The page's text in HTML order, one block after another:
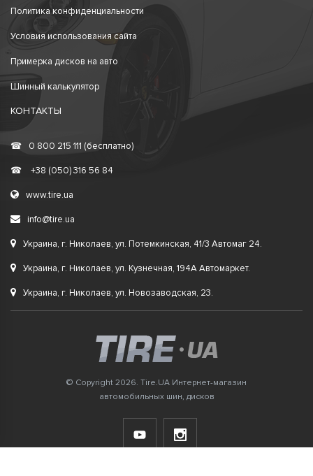
Политика конфиденциальности
Условия использования сайта
Примерка дисков на авто
Шинный калькулятор
КОНТАКТЫ
☎ 0 800 215 111 (бесплатно)
☎ +38 (050) 316 56 84
www.tire.ua
info@tire.ua
Украина, г. Николаев, ул. Потемкинская, 41/3 Автомаг 24.
Украина, г. Николаев, ул. Кузнечная, 194А Автомаркет.
Украина, г. Николаев, ул. Новозаводская, 23.
© Copyright 2026. Tire.UA Интернет-магазин
автомобильных шин, дисков